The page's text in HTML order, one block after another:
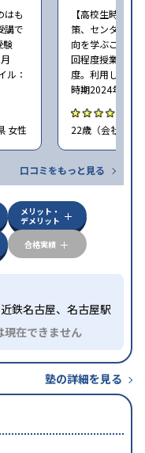
はも
講で
験
ル：
女性
【高校生時の通
策、センター試
向を学ぶことが
回程度授業・指
度。利用した主
時期2024年5月）
22歳（会社員<
口コミをもっと見る
メリット・
デメリット
合格実績
鉄名古屋、名古屋駅
現在できません
塾の詳細を見る